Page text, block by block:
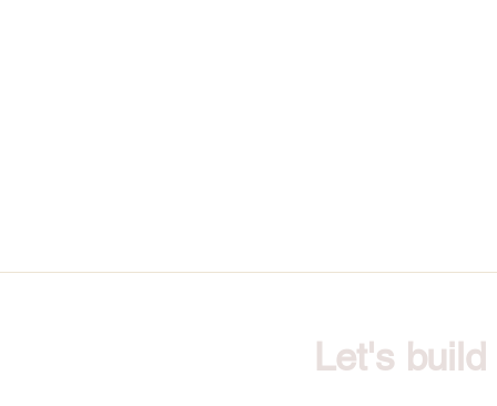
Let's